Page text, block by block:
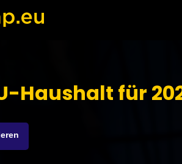
Haushalt für